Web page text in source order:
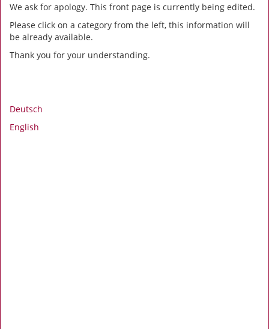
We ask for apology. This front page is currently being edited.
Please click on a category from the left, this information will
be already available.
Thank you for your understanding.
Deutsch
English